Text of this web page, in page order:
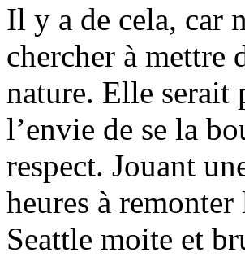
Il y a de cela, car
chercher à mettre
nature. Elle serait
l’envie de se la
respect. Jouant
heures à
Seattle moite et